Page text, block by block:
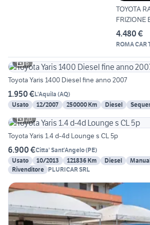
TOYOTA
FRIZIONE
4.480 €
ROMA CAR
6
Toyota Yaris 1400 Diesel fine anno 2007
1.950 €L'Aquila (AQ)
Usato
12/2007 250000 Km Diesel
20
Toyota Yaris 1.4 d-4d Lounge s CL 5p
6.900 €Citta' Sant'Angelo(PE)
Usato
10/2013 121836 Km Diesel
Rivenditore PLURICAR SRL